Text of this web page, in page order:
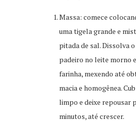
Massa: comece
uma tigela grande e
pitada de sal. Dissolva
padeiro no leite morno
farinha, mexendo até
macia e homogênea.
limpo e deixe repousar
minutos, até crescer.